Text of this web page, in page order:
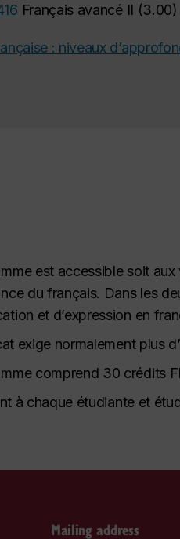
Français avancé II (3.00)
: niveaux
est accessible soit
du français. Dans les
et d’expression en
exige normalement plus
comprend 30 crédits
à chaque étudiante et
Mailing address